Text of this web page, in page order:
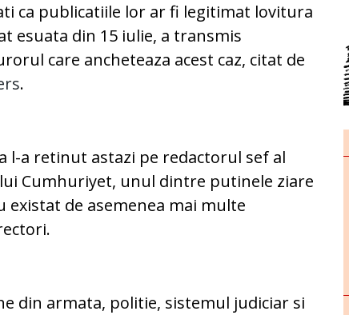
ca publicatiile lor ar fi legitimat lovitura
esuata din 15 iulie, a transmis
care ancheteaza acest caz, citat de
.
l-a retinut astazi pe redactorul sef al
Cumhuriyet, unul dintre putinele ziare
existat de asemenea mai multe
din armata, politie, sistemul judiciar si